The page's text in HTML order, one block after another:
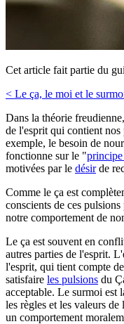
Cet article fait partie du
< Le ça, le moi et le
Dans la théorie freudienne,
de l'esprit qui contient
exemple, le besoin de
fonctionne sur le "
motivées par le désirde
Comme le ça est
conscients de ces
notre comportement de
Le ça est souvent en
autres parties de l'esprit.
l'esprit, qui tient compte
satisfaire les pulsions du
acceptable. Le surmoi est
les règles et les valeurs de
un comportement